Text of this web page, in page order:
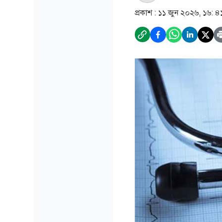
প্রকাশ : ১১ জুন ২০২৬, ১৬: